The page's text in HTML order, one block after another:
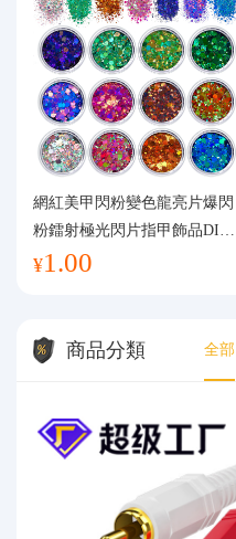
網紅美甲閃粉變色龍亮片爆閃
粉鐳射極光閃片指甲飾品DIY
手工流麻
¥1.00
商品分類 全部